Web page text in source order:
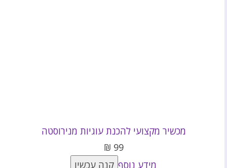
מכשיר מקצועי להכנת עוגיות מנירוסטה
99
₪
מידע נוסף קנה עכשיו